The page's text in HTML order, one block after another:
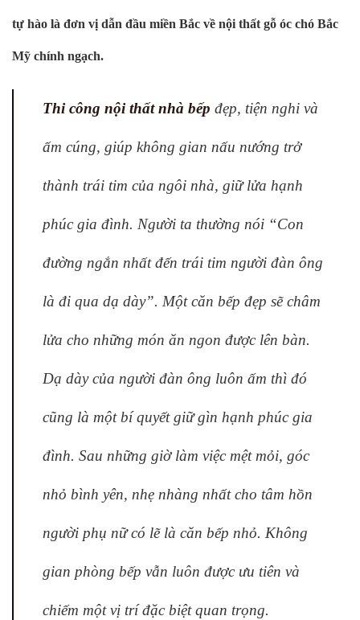
tự hào là đơn vị dẫn đầu miền Bắc về nội thất gỗ óc chó Bắc
Mỹ chính ngạch.
Thi công nội thất nhà bếp đẹp, tiện nghi và
ấm cúng, giúp không gian nấu nướng trở
thành trái tim của ngôi nhà, giữ lửa hạnh
phúc gia đình. Người ta thường nói “Con
đường ngắn nhất đến trái tim người đàn ông
là đi qua dạ dày”. Một căn bếp đẹp sẽ châm
lửa cho những món ăn ngon được lên bàn.
Dạ dày của người đàn ông luôn ấm thì đó
cũng là một bí quyết giữ gìn hạnh phúc gia
đình. Sau những giờ làm việc mệt mỏi, góc
nhỏ bình yên, nhẹ nhàng nhất cho tâm hồn
người phụ nữ có lẽ là căn bếp nhỏ. Không
gian phòng bếp vẫn luôn được ưu tiên và
chiếm một vị trí đặc biệt quan trọng.